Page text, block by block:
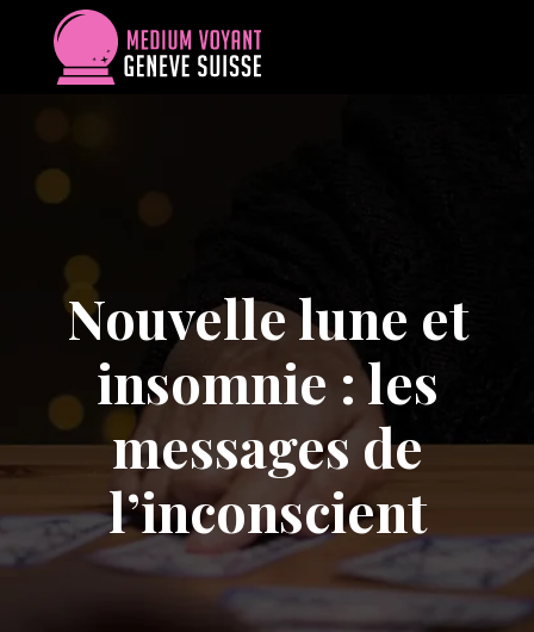
Nouvelle lune et
insomnie : les
messages de
l’inconscient